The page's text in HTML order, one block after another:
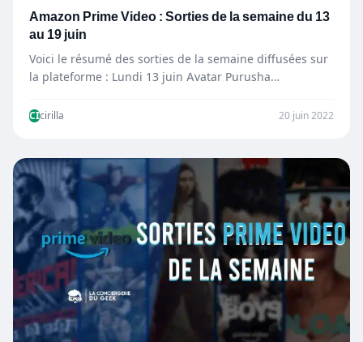
Amazon Prime Video : Sorties de la semaine du 13
au 19 juin
Voici le résumé des sorties de la semaine diffusées sur
la plateforme : Lundi 13 juin Avatar Purusha…
CIcirilla 20 juin 2022